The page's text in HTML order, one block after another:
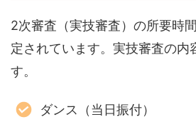
2次審査（実技審査）の所要時
定されています。実技審査の内
す。
ダンス（当日振付）